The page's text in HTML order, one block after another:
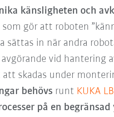
känsligheten och
som gör att roboten
sättas in när andra
vid hantering
att skadas under
behövs runt KUKA
på en begränsad